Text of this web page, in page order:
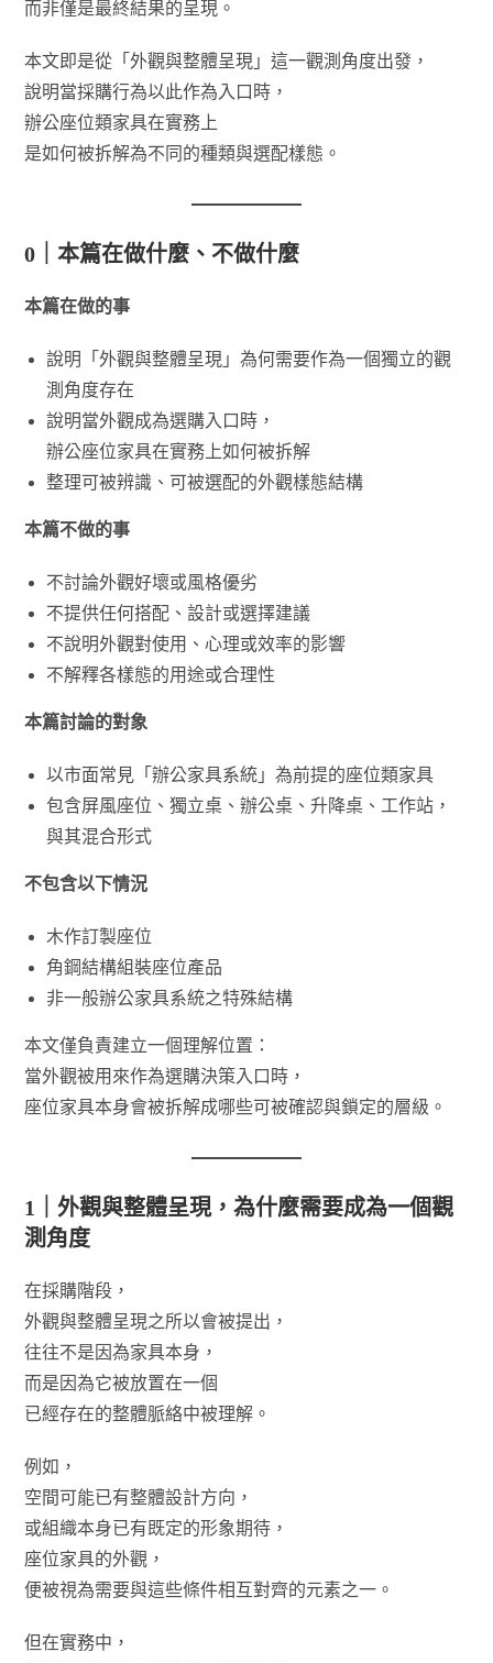
而非僅是最終結果的呈現。
本文即是從「外觀與整體呈現」這一觀測角度出發，
說明當採購行為以此作為入口時，
辦公座位類家具在實務上
是如何被拆解為不同的種類與選配樣態。
0｜本篇在做什麼、不做什麼
本篇在做的事
說明「外觀與整體呈現」為何需要作為一個獨立的觀
測角度存在
說明當外觀成為選購入口時，
辦公座位家具在實務上如何被拆解
整理可被辨識、可被選配的外觀樣態結構
本篇不做的事
不討論外觀好壞或風格優劣
不提供任何搭配、設計或選擇建議
不說明外觀對使用、心理或效率的影響
不解釋各樣態的用途或合理性
本篇討論的對象
以市面常見「辦公家具系統」為前提的座位類家具
包含屏風座位、獨立桌、辦公桌、升降桌、工作站，
與其混合形式
不包含以下情況
木作訂製座位
角鋼結構組裝座位產品
非一般辦公家具系統之特殊結構
本文僅負責建立一個理解位置：
當外觀被用來作為選購決策入口時，
座位家具本身會被拆解成哪些可被確認與鎖定的層級。
1｜外觀與整體呈現，為什麼需要成為一個觀
測角度
在採購階段，
外觀與整體呈現之所以會被提出，
往往不是因為家具本身，
而是因為它被放置在一個
已經存在的整體脈絡中被理解。
例如，
空間可能已有整體設計方向，
或組織本身已有既定的形象期待，
座位家具的外觀，
便被視為需要與這些條件相互對齊的元素之一。
但在實務中，